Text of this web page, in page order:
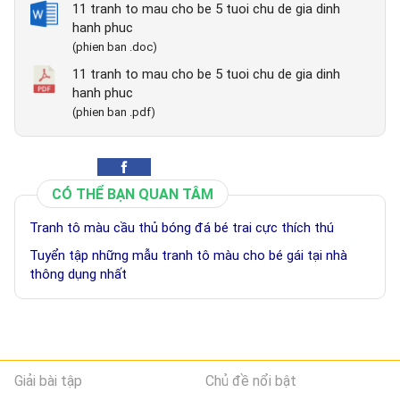
11 tranh to mau cho be 5 tuoi chu de gia dinh
hanh phuc
(phien ban .doc)
11 tranh to mau cho be 5 tuoi chu de gia dinh
hanh phuc
(phien ban .pdf)
CÓ THỂ BẠN QUAN TÂM
Tranh tô màu cầu thủ bóng đá bé trai cực thích thú
Tuyển tập những mẫu tranh tô màu cho bé gái tại nhà
thông dụng nhất
Giải bài tập Chủ đề nổi bật